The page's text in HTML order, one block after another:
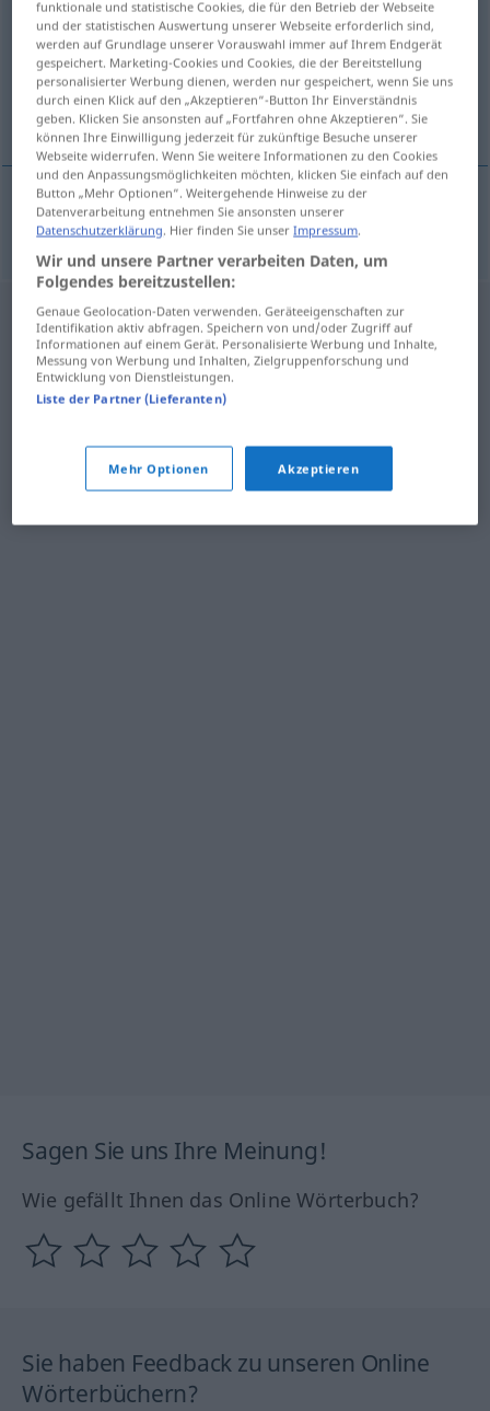
Übersicht aller Übersetzungen
(Für mehr Details die Übersetzung anklicken/antippen)
urna funeraria
urnaffuneraria Graburne
Sagen Sie uns Ihre Meinung!
Wie gefällt Ihnen das Online Wörterbuch?
Sie haben Feedback zu unseren Online
Wörterbüchern?
funktionale und statistische Cookies, die für den Betrieb der Webseite
und der statistischen Auswertung unserer Webseite erforderlich sind,
werden auf Grundlage unserer Vorauswahl immer auf Ihrem Endgerät
gespeichert. Marketing-Cookies und Cookies, die der Bereitstellung
personalisierter Werbung dienen, werden nur gespeichert, wenn Sie uns
durch einen Klick auf den „Akzeptieren“-Button Ihr Einverständnis
geben. Klicken Sie ansonsten auf „Fortfahren ohne Akzeptieren“. Sie
können Ihre Einwilligung jederzeit für zukünftige Besuche unserer
Webseite widerrufen. Wenn Sie weitere Informationen zu den Cookies
und den Anpassungsmöglichkeiten möchten, klicken Sie einfach auf den
Button „Mehr Optionen“. Weitergehende Hinweise zu der
Datenverarbeitung entnehmen Sie ansonsten unserer
Datenschutzerklärung. Hier finden Sie unserImpressum.
Wir und unsere Partner verarbeiten Daten, um
Folgendes bereitzustellen:
Genaue Geolocation-Daten verwenden. Geräteeigenschaften zur
Identifikation aktiv abfragen. Speichern von und/oder Zugriff auf
Informationen auf einem Gerät. Personalisierte Werbung und Inhalte,
Messung von Werbung und Inhalten, Zielgruppenforschung und
Entwicklung von Dienstleistungen.
Liste der Partner (Lieferanten)
Mehr Optionen Akzeptieren